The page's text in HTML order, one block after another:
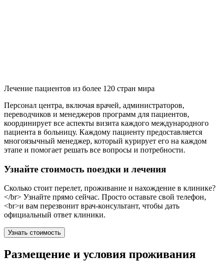
Лечение пациентов из более 120 стран мира
Персонал центра, включая врачей, администраторов,
переводчиков и менеджеров программ для пациентов,
координирует все аспекты визита каждого международного
пациента в больницу. Каждому пациенту предоставляется
многоязычный менеджер, который курирует его на каждом
этапе и помогает решать все вопросы и потребности.
Узнайте стоимость поездки и лечения
Сколько стоит перелет, проживание и нахождение в клинике?
</br> Узнайте прямо сейчас. Просто оставьте свой телефон,
<br>и вам перезвонит врач-консультант, чтобы дать
официальный ответ клиники.
Узнать стоимость
Размещение и условия проживания